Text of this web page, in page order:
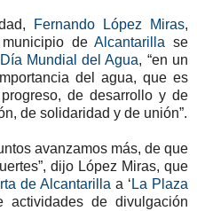
Fernando López Miras,
municipio deAlcantarilla se
Día Mundial del Agua, “en un
del agua, que es
de desarrollo y de
de solidaridad y de unión”.
avanzamos más, de que
dijo López Miras, que
de Alcantarilla a ‘ La Plaza
actividades de divulgación